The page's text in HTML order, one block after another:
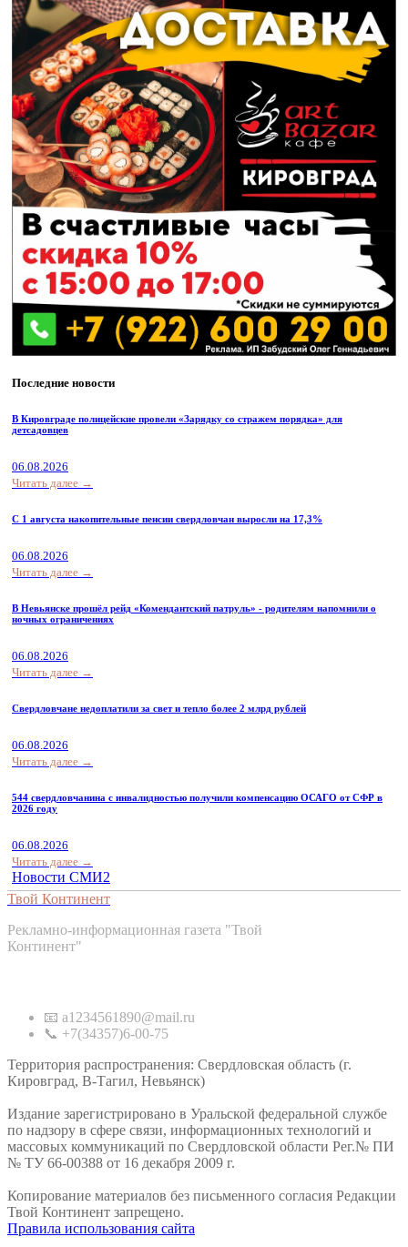
Последние новости
В Кировграде полицейские провели «Зарядку со стражем порядка» для
детсадовцев
06.08.2026
Читать далее →
С 1 августа накопительные пенсии свердловчан выросли на 17,3%
06.08.2026
Читать далее →
В Невьянске прошёл рейд «Комендантский патруль» - родителям напомнили о
ночных ограничениях
06.08.2026
Читать далее →
Свердловчане недоплатили за свет и тепло более 2 млрд рублей
06.08.2026
Читать далее →
544 свердловчанина с инвалидностью получили компенсацию ОСАГО от СФР в
2026 году
06.08.2026
Читать далее →
Новости СМИ2
Твой Континент
Рекламно-информационная газета "Твой
Континент"
📧 a1234561890@mail.ru
📞 +7(34357)6-00-75
Территория распространения: Свердловская область (г.
Кировград, В-Тагил, Невьянск)
Издание зарегистрировано в Уральской федеральной службе
по надзору в сфере связи, информационных технологий и
массовых коммуникаций по Свердловской области Рег.№ ПИ
№ ТУ 66-00388 от 16 декабря 2009 г.
Копирование материалов без письменного согласия Редакции
Твой Континент запрещено.
Правила использования сайта